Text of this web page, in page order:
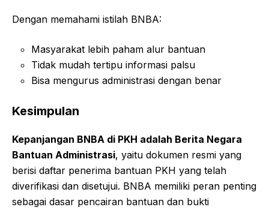
Dengan memahami istilah BNBA:
Masyarakat lebih paham alur bantuan
Tidak mudah tertipu informasi palsu
Bisa mengurus administrasi dengan benar
Kesimpulan
Kepanjangan BNBA di PKH adalah Berita Negara
Bantuan Administrasi, yaitu dokumen resmi yang
berisi daftar penerima bantuan PKH yang telah
diverifikasi dan disetujui. BNBA memiliki peran penting
sebagai dasar pencairan bantuan dan bukti